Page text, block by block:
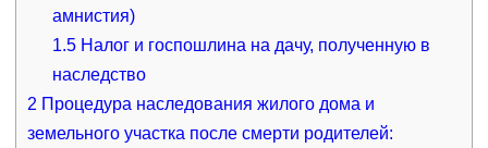
амнистия)
1.5 Налог и госпошлина на дачу, полученную в
наследство
2 Процедура наследования жилого дома и
земельного участка после смерти родителей: